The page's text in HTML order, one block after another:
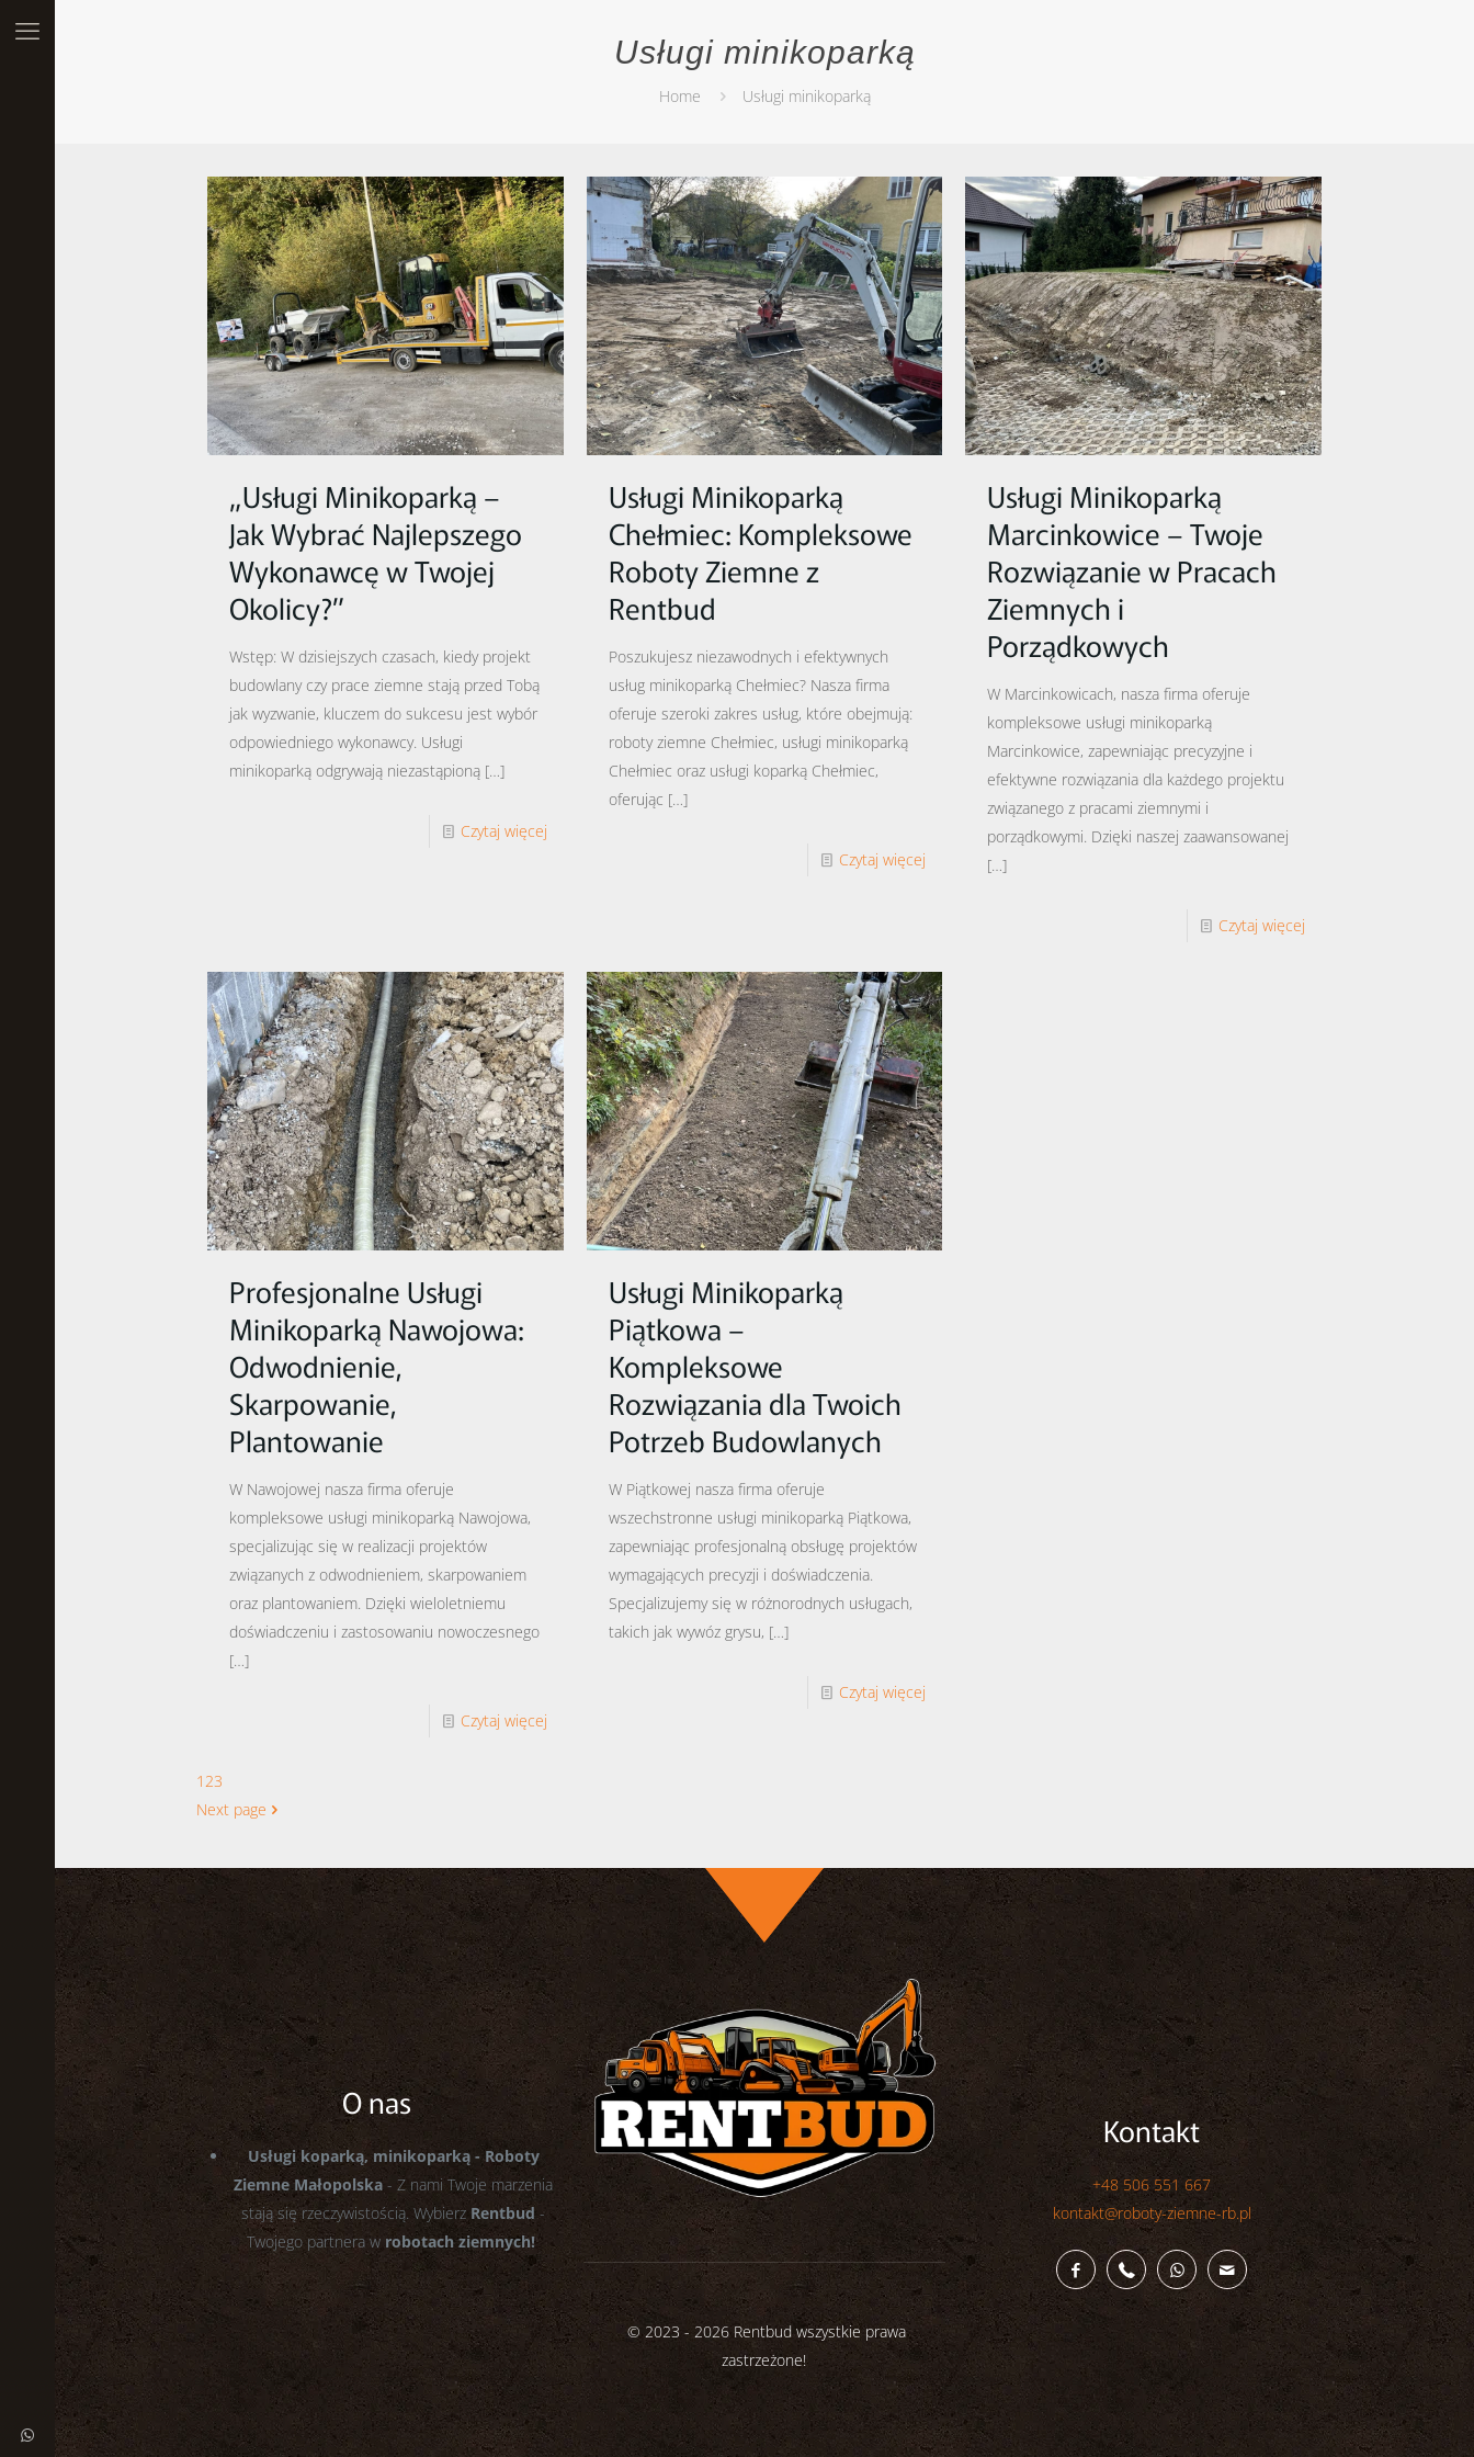
Usługi minikoparką
Home Usługi minikoparką
„Usługi Minikoparką –
Jak Wybrać Najlepszego
Wykonawcę w Twojej
Okolicy?”
Wstęp: W dzisiejszych czasach, kiedy projekt
budowlany czy prace ziemne stają przed Tobą
jak wyzwanie, kluczem do sukcesu jest wybór
odpowiedniego wykonawcy. Usługi
minikoparką odgrywają niezastąpioną […]
Czytaj więcej
Usługi Minikoparką
Chełmiec: Kompleksowe
Roboty Ziemne z
Rentbud
Poszukujesz niezawodnych i efektywnych
usług minikoparką Chełmiec? Nasza firma
oferuje szeroki zakres usług, które obejmują:
roboty ziemne Chełmiec, usługi minikoparką
Chełmiec oraz usługi koparką Chełmiec,
oferując […]
Czytaj więcej
Usługi Minikoparką
Marcinkowice – Twoje
Rozwiązanie w Pracach
Ziemnych i
Porządkowych
W Marcinkowicach, nasza firma oferuje
kompleksowe usługi minikoparką
Marcinkowice, zapewniając precyzyjne i
efektywne rozwiązania dla każdego projektu
związanego z pracami ziemnymi i
porządkowymi. Dzięki naszej zaawansowanej
[…]
Czytaj więcej
Profesjonalne Usługi
Minikoparką Nawojowa:
Odwodnienie,
Skarpowanie,
Plantowanie
W Nawojowej nasza firma oferuje
kompleksowe usługi minikoparką Nawojowa,
specjalizując się w realizacji projektów
związanych z odwodnieniem, skarpowaniem
oraz plantowaniem. Dzięki wieloletniemu
doświadczeniu i zastosowaniu nowoczesnego
[…]
Czytaj więcej
Usługi Minikoparką
Piątkowa –
Kompleksowe
Rozwiązania dla Twoich
Potrzeb Budowlanych
W Piątkowej nasza firma oferuje
wszechstronne usługi minikoparką Piątkowa,
zapewniając profesjonalną obsługę projektów
wymagających precyzji i doświadczenia.
Specjalizujemy się w różnorodnych usługach,
takich jak wywóz grysu, […]
Czytaj więcej
1 23
Next page
O nas
Usługi koparką, minikoparką - Roboty
Ziemne Małopolska - Z nami Twoje marzenia
stają się rzeczywistością. Wybierz Rentbud -
Twojego partnera w robotach ziemnych!
© 2023 - 2026 Rentbud wszystkie prawa
zastrzeżone!
Kontakt
+48 506 551 667
kontakt@roboty-ziemne-rb.pl